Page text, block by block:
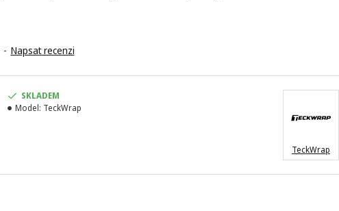
- Napsat recenzi
SKLADEM
Model: TeckWrap
TeckWrap